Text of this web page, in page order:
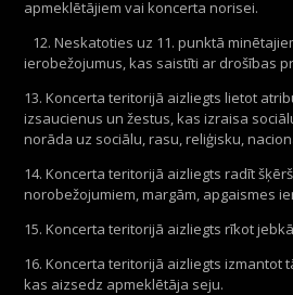
apmeklētājiem vai koncerta norisei.
12. Neskatoties uz 11. punktā
ierobežojumus, kas saistīti ar drošības
13. Koncerta teritorijā aizliegts lietot
izsaucienus un žestus, kas izraisa
norāda uz sociālu, rasu, reliģisku,
14. Koncerta teritorijā aizliegts radīt
norobežojumiem, margām, apgaismes
15. Koncerta teritorijā aizliegts rīkot
16. Koncerta teritorijā aizliegts
kas aizsedz apmeklētāja seju.